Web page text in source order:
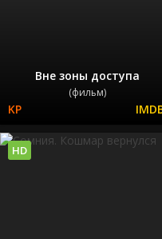
Вне зоны доступа
(фильм)
HD